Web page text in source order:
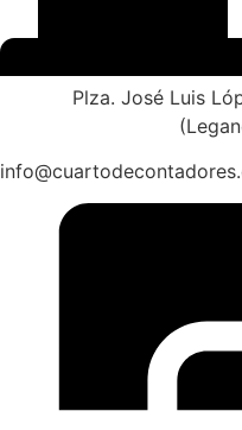
Plza. José Luis